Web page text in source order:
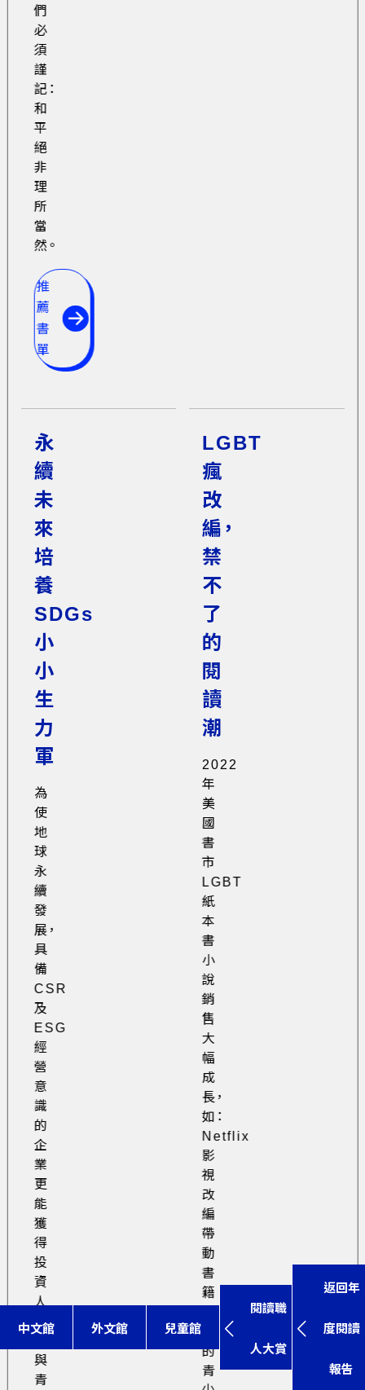
中文館 外文館 兒童館
閱讀職
人大賞
返回年
度閱讀
報告
們
必
須
謹
記：
和
平
絕
非
理
所
當
然。
推
薦
書
單
永
續
未
來
培
養
SDGs
小
小
生
力
軍
為
使
地
球
永
續
發
展，
具
備
CSR
及
ESG
經
營
意
識
的
企
業
更
能
獲
得
投
資
人
肯
與
青
LGBT
瘋
改
編，
禁
不
了
的
閱
讀
潮
2022
年
美
國
書
市
LGBT
紙
本
書
小
說
銷
售
大
幅
成
長，
如：
Netflix
影
視
改
編
帶
動
書
籍
的
青